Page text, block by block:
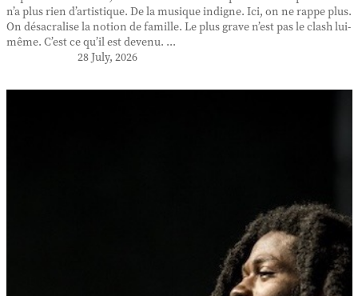
n’a plus rien d’artistique. De la musique indigne. Ici, on ne rappe plus.
On désacralise la notion de famille. Le plus grave n’est pas le clash lui-
même. C’est ce qu’il est devenu. ...
28 July, 2026